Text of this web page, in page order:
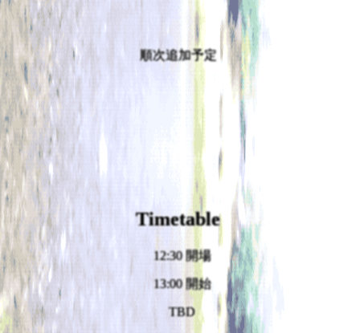
順次追加予定
Timetable
12:30 開場
13:00 開始
TBD